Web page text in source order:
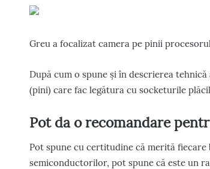
Greu a focalizat camera pe pinii
După cum o spune și în descrierea
(pini) care fac legătura cu socketurile
Pot da o recomandare
Pot spune cu certitudine că merită
semiconductorilor, pot spune că este